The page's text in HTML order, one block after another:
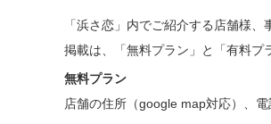
「浜さ恋」内でご紹介する店舗様、
掲載は、「無料プラン」と「有料プ
無料プラン
店舗の住所（google map対応）、